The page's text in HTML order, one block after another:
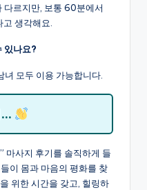
다르지만, 보통 60분에서
생각해요.
있나요?
녀 모두 이용 가능합니다.
…
마사지 후기를 솔직하게 들
이 몸과 마음의 평화를 찾
위한 시간을 갖고, 힐링하